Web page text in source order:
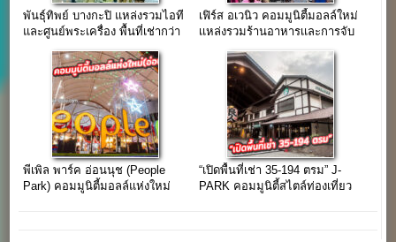
พันธุ์ทิพย์ บางกะปิ แหล่งรวมไอที
และศูนย์พระเครื่อง พื้นที่เช่ากว่า
เฟิร์ส อเวนิว คอมมูนิตี้มอลล์ใหม่
เเหล่งรวมร้านอาหารเเละการจับ
พีเพิล พาร์ค อ่อนนุช (People
Park) คอมมูนิตี้มอลล์แห่งใหม่
“เปิดพื้นที่เช่า 35-194 ตรม” J-
PARK คอมมูนิตี้สไตล์ท่องเที่ยว